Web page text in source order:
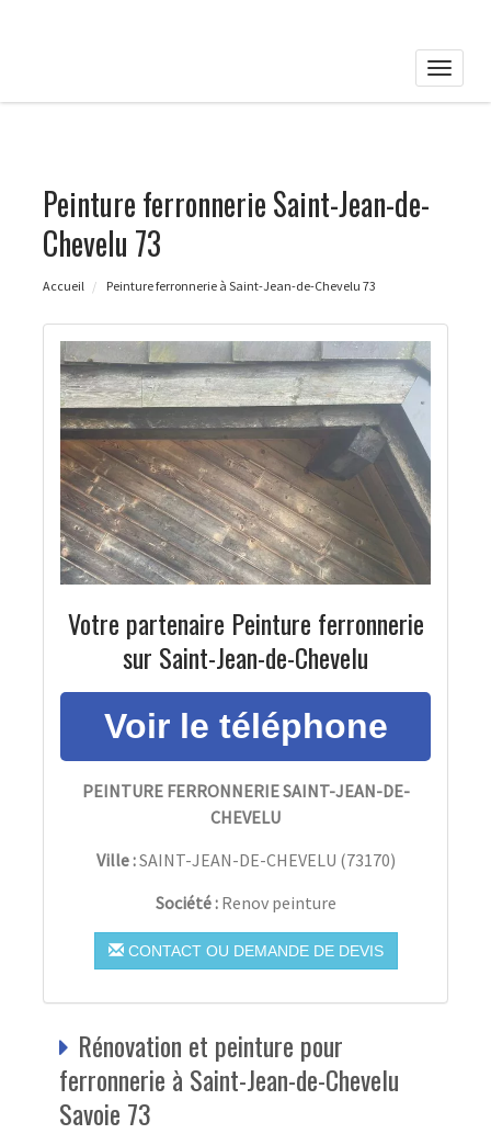
Toggle
Peinture ferronnerie Saint-Jean-de-
Chevelu 73
Accueil Peinture ferronnerie à Saint-Jean-de-Chevelu 73
Votre partenaire Peinture ferronnerie
sur Saint-Jean-de-Chevelu
PEINTURE FERRONNERIE SAINT-JEAN-DE-
CHEVELU
Ville :SAINT-JEAN-DE-CHEVELU (73170)
Société : Renov peinture
CONTACT OU DEMANDE DE DEVIS
Rénovation et peinture pour
ferronnerie à Saint-Jean-de-Chevelu
Savoie 73